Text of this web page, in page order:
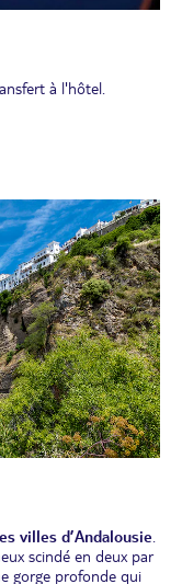
à l'hôtel.
villes d’Andalousie.
scindé en deux par
gorge profonde qui